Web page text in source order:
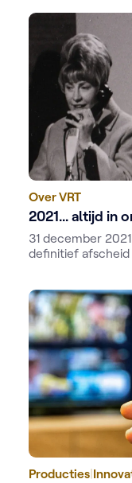
Over VRT
2021... altijd in
31 december
definitief
Producties|